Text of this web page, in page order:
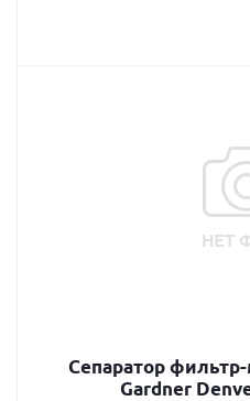
Сепаратор
Gardner